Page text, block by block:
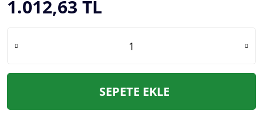
1.012,63 TL
SEPETE EKLE